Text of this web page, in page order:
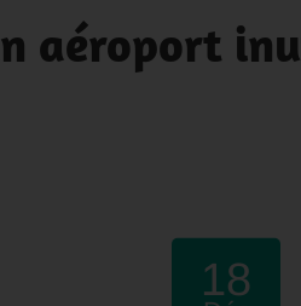
aéroport
18